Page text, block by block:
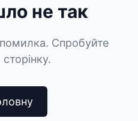
не так
Спробуйте